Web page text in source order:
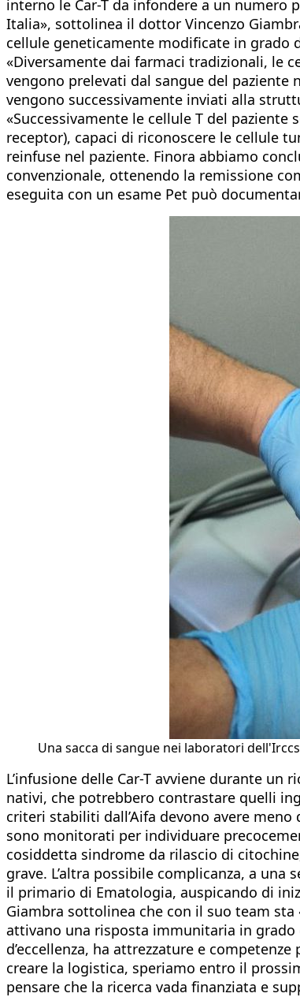
interno le Car-T da infondere a un numero
Italia», sottolinea il dottor Vincenzo
cellule geneticamente modificate in grado
«Diversamente dai farmaci tradizionali, le
vengono prelevati dal sangue del paziente
vengono successivamente inviati alla
«Successivamente le cellule T del
receptor), capaci di riconoscere le cellule
reinfuse nel paziente. Finora abbiamo
convenzionale, ottenendo la remissione
eseguita con un esame Pet può
Una sacca di sangue nei laboratori
L’infusione delle Car-T avviene durante
nativi, che potrebbero contrastare quelli
criteri stabiliti dall’Aifa devono avere
sono monitorati per individuare
cosiddetta sindrome da rilascio di
grave. L’altra possibile complicanza, a
il primario di Ematologia, auspicando di
Giambra sottolinea che con il suo team
attivano una risposta immunitaria in grado
d’eccellenza, ha attrezzature e
creare la logistica, speriamo entro il
pensare che la ricerca vada finanziata e